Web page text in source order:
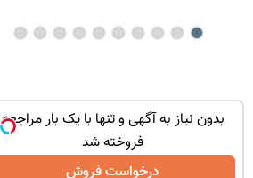
بدون نیاز به آگهی و تنها با یک بار مراجعه
فروخته شد
درخواست فروش